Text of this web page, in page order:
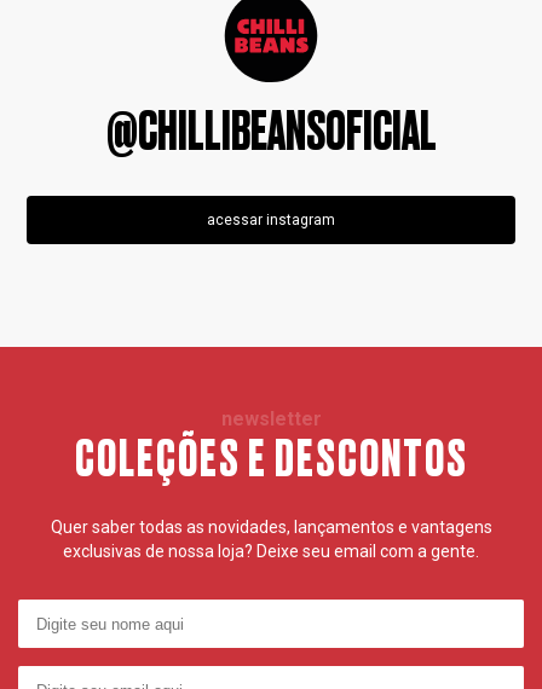
@CHILLIBEANSOFICIAL
acessar instagram
newsletter
COLEÇÕES E DESCONTOS
Quer saber todas as novidades, lançamentos e vantagens
exclusivas de nossa loja? Deixe seu email com a gente.